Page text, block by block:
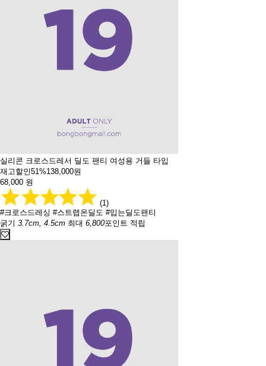
실리콘 크로스드레서 딜도 팬티 여성용 거들 타입
재고할인51%138,000원
68,000 원
(1)
#크로스드레싱 #스트랩온딜도 #입는딜도팬티
굵기 3.7cm, 4.5cm 최대 6,800포인트 적립